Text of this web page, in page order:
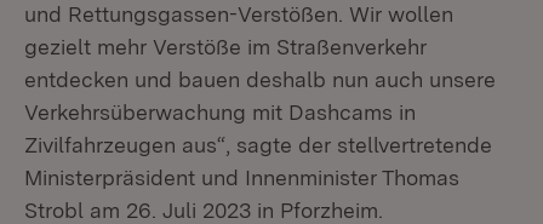
und Rettungsgassen-Verstößen. Wir wollen
gezielt mehr Verstöße im Straßenverkehr
entdecken und bauen deshalb nun auch unsere
Verkehrsüberwachung mit Dashcams in
Zivilfahrzeugen aus“, sagte der stellvertretende
Ministerpräsident und Innenminister Thomas
Strobl am 26. Juli 2023 in Pforzheim.